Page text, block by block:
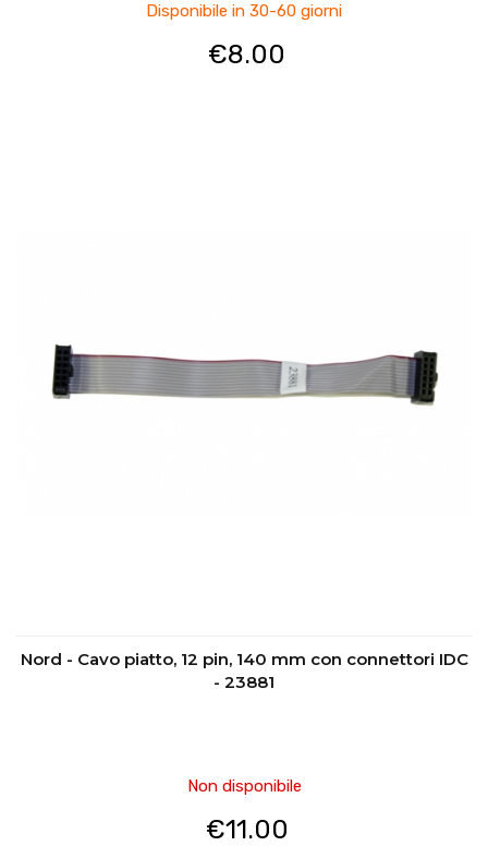
Disponibile in 30-60 giorni
€8.00
Nord - Cavo piatto, 12 pin, 140 mm con connettori IDC
- 23881
Non disponibile
€11.00